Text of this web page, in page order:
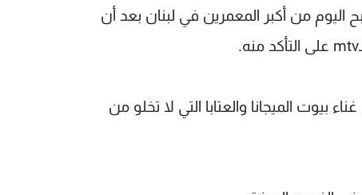
الدامور قبل نحو 80 عاماً وأصبح اليوم من أكبر المعمرين في لبنان بعد أن
الميجانا والعتابا التي لا تخلو من